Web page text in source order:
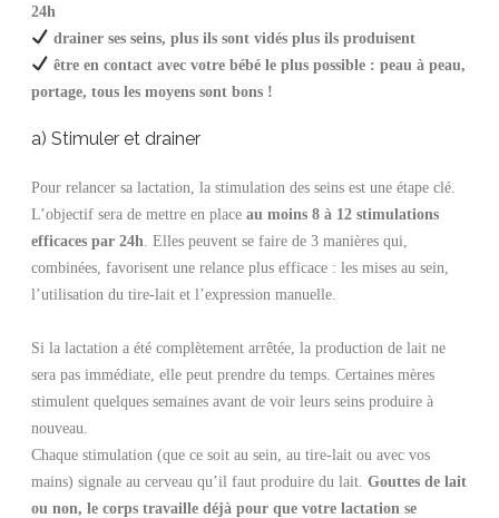
24h
drainer ses seins, plus ils sont vidés plus ils produisent
être en contact avec votre bébé le plus possible : peau à peau,
portage, tous les moyens sont bons !
a) Stimuler et drainer
Pour relancer sa lactation, la stimulation des seins est une étape clé.
L’objectif sera de mettre en place au moins 8 à 12 stimulations
efficaces par 24h . Elles peuvent se faire de 3 manières qui,
combinées, favorisent une relance plus efficace : les mises au sein,
l’utilisation du tire-lait et l’expression manuelle.
Si la lactation a été complètement arrêtée, la production de lait ne
sera pas immédiate, elle peut prendre du temps. Certaines mères
stimulent quelques semaines avant de voir leurs seins produire à
nouveau.
Chaque stimulation (que ce soit au sein, au tire-lait ou avec vos
mains) signale au cerveau qu’il faut produire du lait. Gouttes de lait
ou non, le corps travaille déjà pour que votre lactation se